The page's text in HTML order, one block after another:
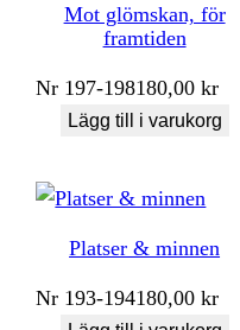
Mot glömskan, för
framtiden
Nr 197-198180,00kr
Lägg till i varukorg
Platser & minnen
Nr 193-194180,00kr